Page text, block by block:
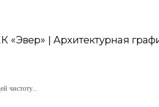
«Эвер» | Архитектурная
чистоту...